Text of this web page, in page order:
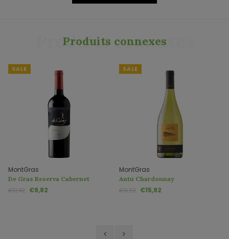
Produits connexes
Produits connexes
SALE
MontGras
De Gras Reserva Cabernet
Sauvignon
€10,42 €9,82
SALE
MontGras
Antu Chardonnay
€16,32 €15,92